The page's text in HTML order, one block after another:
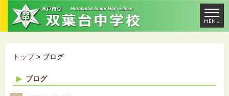
トップ> ブログ
ブログ